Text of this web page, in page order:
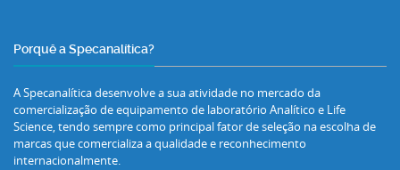
Porquê a Specanalítica?
A Specanalítica desenvolve a sua atividade no mercado da
comercialização de equipamento de laboratório Analítico e Life
Science, tendo sempre como principal fator de seleção na escolha de
marcas que comercializa a qualidade e reconhecimento
internacionalmente.